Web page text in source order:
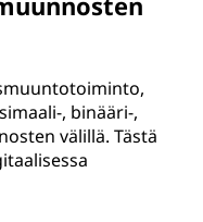
, binääri-,
välillä. Tästä